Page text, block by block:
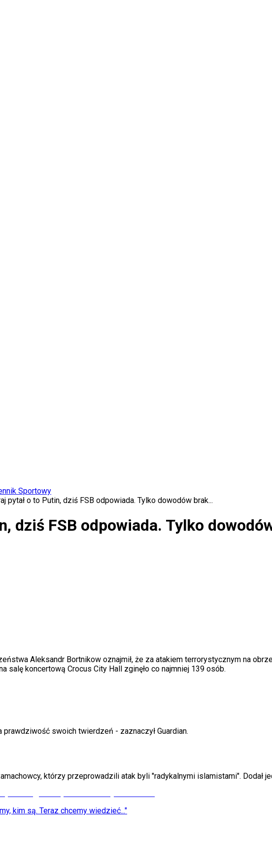
Sportowy
pytał o to Putin, dziś FSB odpowiada. Tylko dowodów brak...
dziś FSB odpowiada. Tylko
Aleksandr Bortnikow oznajmił, że za atakiem terrorystycznym na
salę koncertową Crocus City Hall zginęło co najmniej 139 osób.
prawdziwość swoich twierdzeń - zaznaczył Guardian.
którzy przeprowadzili atak byli "radykalnymi islamistami". Dodał
kim są. Teraz chcemy wiedzieć..."